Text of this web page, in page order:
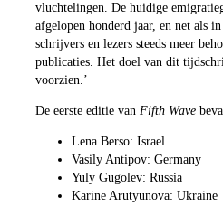
vluchtelingen. De huidige
afgelopen honderd jaar, en net als
schrijvers en lezers steeds meer
publicaties. Het doel van dit
voorzien.’
De eerste editie vanFifth Wave
Lena Berso: Israel
Vasily Antipov: Germany
Yuly Gugolev: Russia
Karine Arutyunova: Ukraine